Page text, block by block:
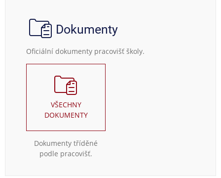
Dokumenty
Oficiální dokumenty pracovišť školy.
VŠECHNY
DOKUMENTY
Dokumenty tříděné
podle pracovišť.